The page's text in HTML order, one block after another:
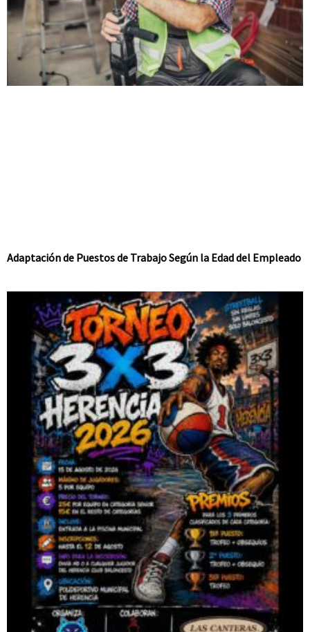
Adaptación de Puestos de Trabajo Según la Edad del Empleado